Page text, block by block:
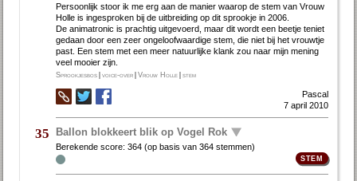
Persoonlijk stoor ik me erg aan de manier waar­op de stem van Vrouw
Holle is inge­spro­ken bij de uitbrei­ding op dit sprookje in 2006.
De anima­tronic is prach­tig uitge­voerd, maar dit wordt een beetje teniet
gedaan door een zeer onge­loof­waar­dige stem, die niet bij het vrouwtje
past. Een stem met een meer natuur­lijke klank zou naar mijn mening
veel mooier zijn.
Sprookjesbos |voice-over |Vrouw Holle |stem
Pascal
7 april 2010
35 Ballon blokkeert blik op Vogel Rok
Berekende score:364 (op basis van364 stemmen)